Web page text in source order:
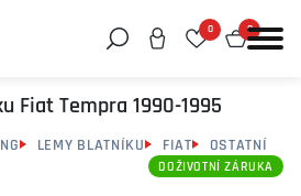
0 0
Fiat Tempra 1990-1995
LEMY BLATNÍKU FIAT OSTATNÍ
DOŽIVOTNÍ ZÁRUKA
pomoci něco najít?